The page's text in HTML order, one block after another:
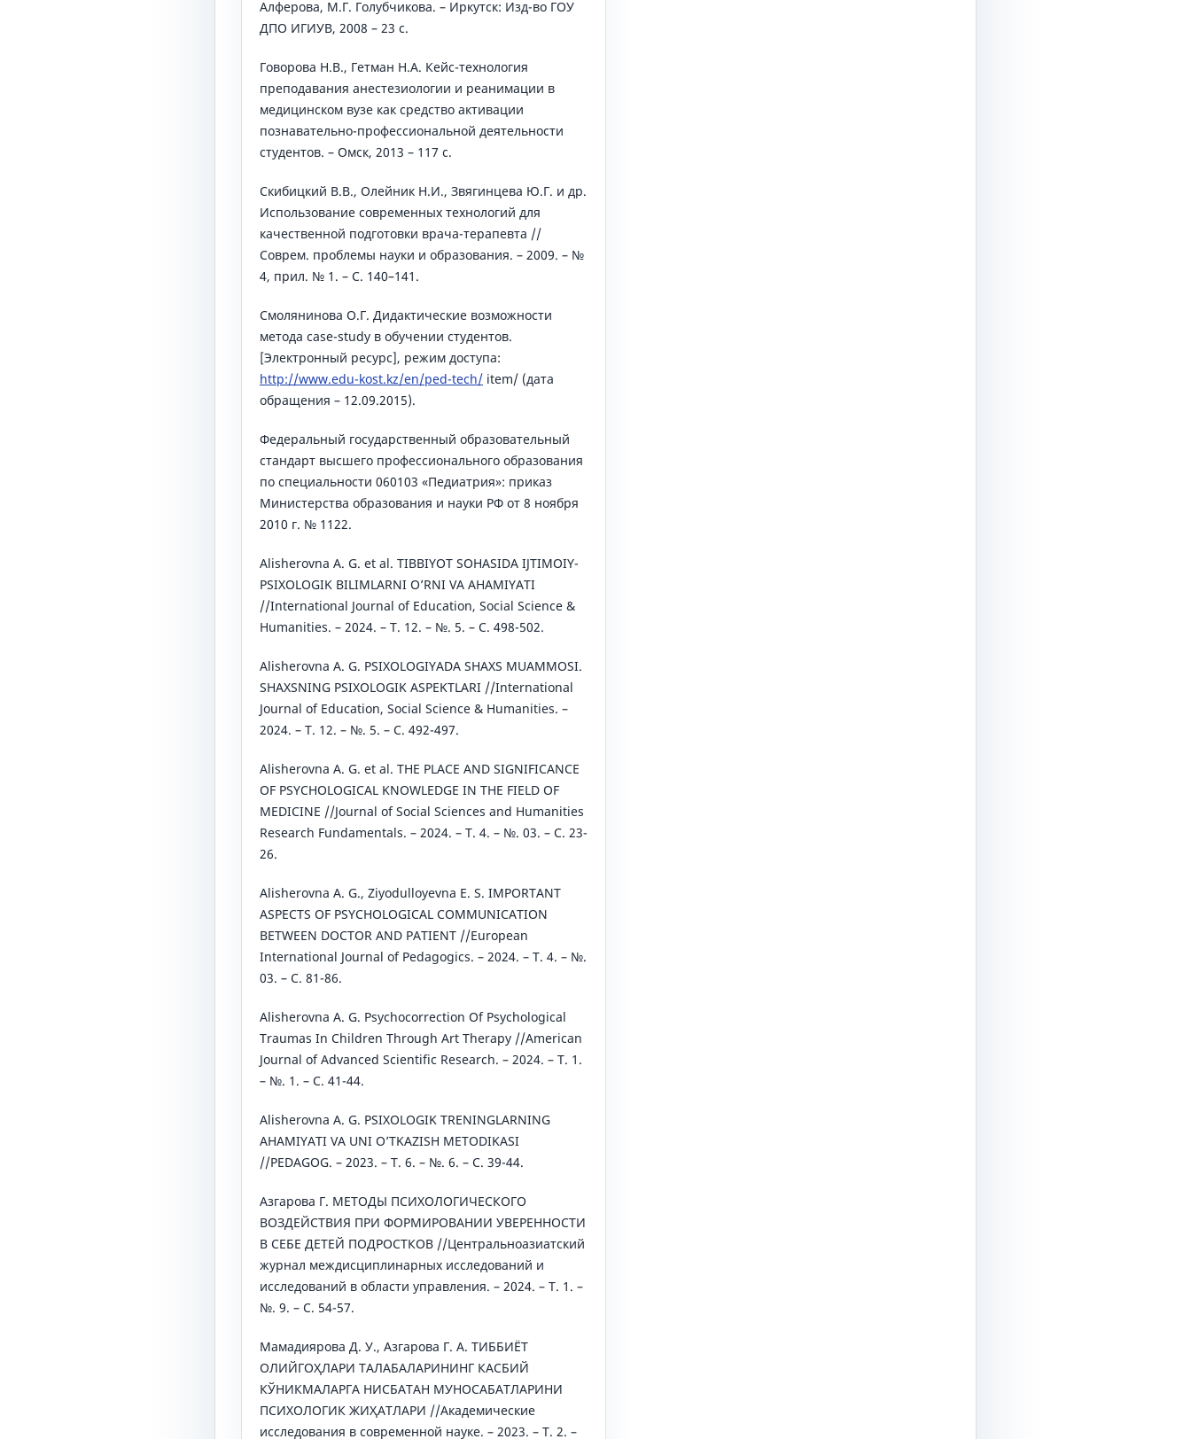
Алферова, М.Г. Голубчикова. – Иркутск: Изд-во ГОУ
ДПО ИГИУВ, 2008 – 23 с.
Говорова Н.В., Гетман Н.А. Кейс-технология
преподавания анестезиологии и реанимации в
медицинском вузе как средство активации
познавательно-профессиональной деятельности
студентов. – Омск, 2013 – 117 с.
Скибицкий В.В., Олейник Н.И., Звягинцева Ю.Г. и др.
Использование современных технологий для
качественной подготовки врача-терапевта //
Соврем. проблемы науки и образования. – 2009. – №
4, прил. № 1. – С. 140–141.
Смолянинова О.Г. Дидактические возможности
метода case-study в обучении студентов.
[Электронный ресурс], режим доступа:
http://www.edu-kost.kz/en/ped-tech/ item/ (дата
обращения – 12.09.2015).
Федеральный государственный образовательный
стандарт высшего профессионального образования
по специальности 060103 «Педиатрия»: приказ
Министерства образования и науки РФ от 8 ноября
2010 г. № 1122.
Alisherovna A. G. et al. TIBBIYOT SOHASIDA IJTIMOIY-
PSIXOLOGIK BILIMLARNI O’RNI VA AHAMIYATI
//International Journal of Education, Social Science &
Humanities. – 2024. – Т. 12. – №. 5. – С. 498-502.
Alisherovna A. G. PSIXOLOGIYADA SHAXS MUAMMOSI.
SHAXSNING PSIXOLOGIK ASPEKTLARI //International
Journal of Education, Social Science & Humanities. –
2024. – Т. 12. – №. 5. – С. 492-497.
Alisherovna A. G. et al. THE PLACE AND SIGNIFICANCE
OF PSYCHOLOGICAL KNOWLEDGE IN THE FIELD OF
MEDICINE //Journal of Social Sciences and Humanities
Research Fundamentals. – 2024. – Т. 4. – №. 03. – С. 23-
26.
Alisherovna A. G., Ziyodulloyevna E. S. IMPORTANT
ASPECTS OF PSYCHOLOGICAL COMMUNICATION
BETWEEN DOCTOR AND PATIENT //European
International Journal of Pedagogics. – 2024. – Т. 4. – №.
03. – С. 81-86.
Alisherovna A. G. Psychocorrection Of Psychological
Traumas In Children Through Art Therapy //American
Journal of Advanced Scientific Research. – 2024. – Т. 1.
– №. 1. – С. 41-44.
Alisherovna A. G. PSIXOLOGIK TRENINGLARNING
AHAMIYATI VA UNI O’TKAZISH METODIKASI
//PEDAGOG. – 2023. – Т. 6. – №. 6. – С. 39-44.
Азгарова Г. МЕТОДЫ ПСИХОЛОГИЧЕСКОГО
ВОЗДЕЙСТВИЯ ПРИ ФОРМИРОВАНИИ УВЕРЕННОСТИ
В СЕБЕ ДЕТЕЙ ПОДРОСТКОВ //Центральноазиатский
журнал междисциплинарных исследований и
исследований в области управления. – 2024. – Т. 1. –
№. 9. – С. 54-57.
Мамадиярова Д. У., Азгарова Г. А. ТИББИЁТ
ОЛИЙГОҲЛАРИ ТАЛАБАЛАРИНИНГ КАСБИЙ
КЎНИКМАЛАРГА НИСБАТАН МУНОСАБАТЛАРИНИ
ПСИХОЛОГИК ЖИҲАТЛАРИ //Академические
исследования в современной науке. – 2023. – Т. 2. –